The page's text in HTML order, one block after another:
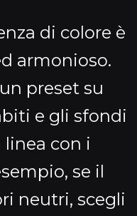
di colore è
armonioso.
preset su
e gli sfondi
linea con i
se il
neutri, scegli